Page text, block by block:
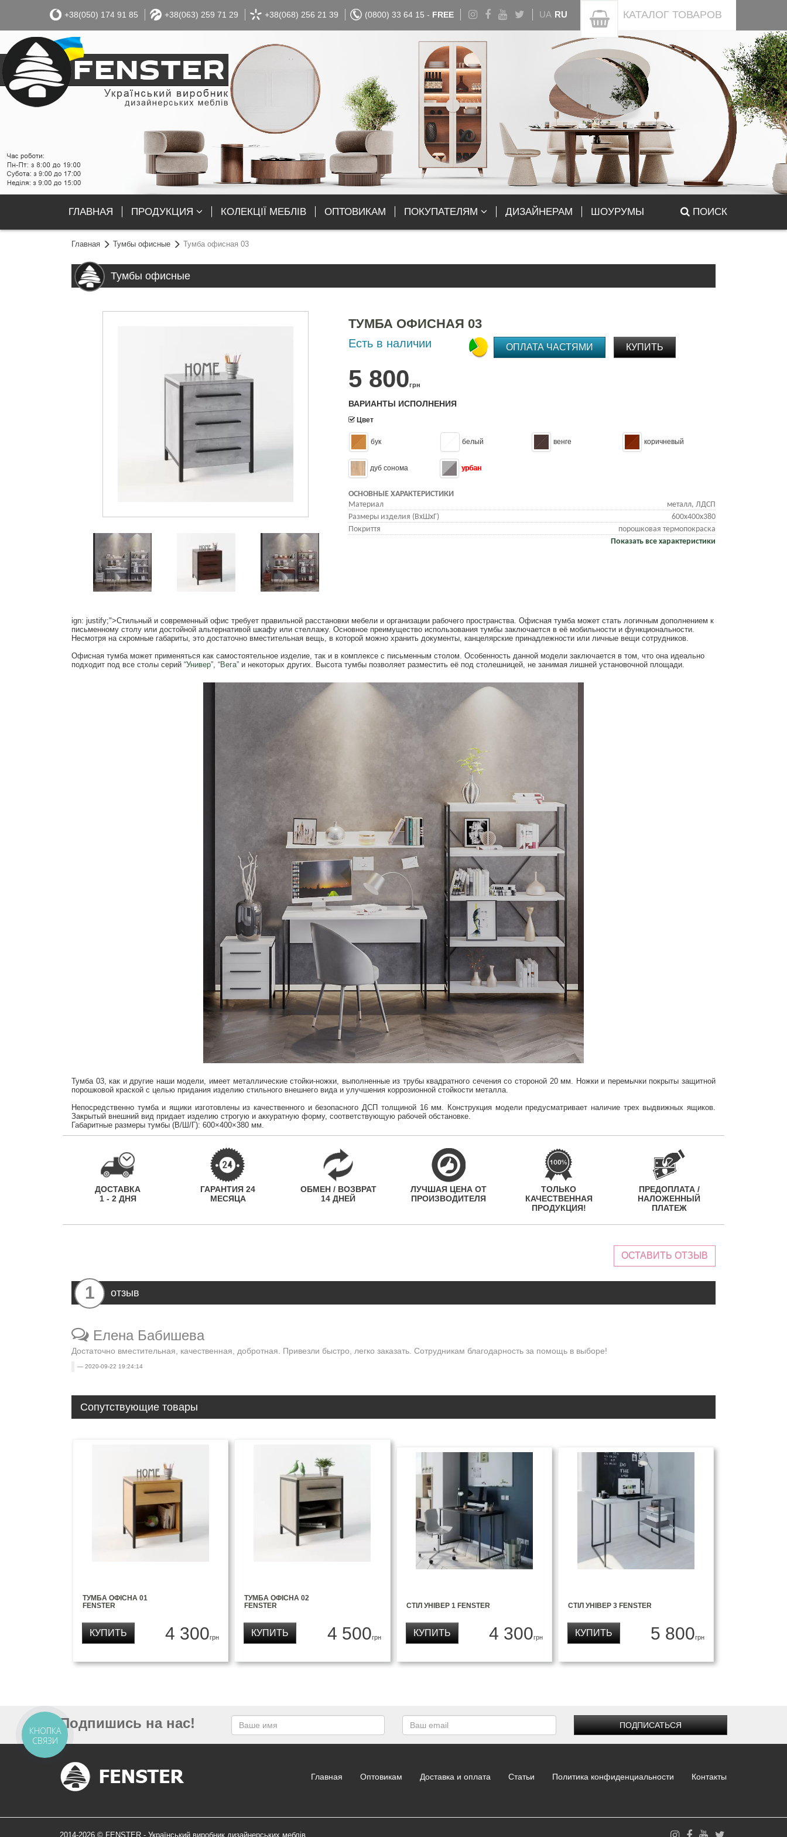
+38(050) 174 91 85 +38(063) 259 71 29 +38(068) 256 21 39 (0800) 33 64 15 - FREE UA RU КАТАЛОГ ТОВАРОВ
ГЛАВНАЯ ПРОДУКЦИЯ КОЛЕКЦІЇ МЕБЛІВ ОПТОВИКАМ ПОКУПАТЕЛЯМ ДИЗАЙНЕРАМ ШОУРУМЫ ПОИСК
Главная Тумбы офисные Тумба офисная 03
Тумбы офисные
ТУМБА ОФИСНАЯ 03
Есть в наличии
5 800грн
ОПЛАТА ЧАСТЯМИ КУПИТЬ
ВАРИАНТЫ ИСПОЛНЕНИЯ
Цвет
бук белый венге коричневый
дуб сонома урбан
ОСНОВНЫЕ ХАРАКТЕРИСТИКИ
Материал
металл, ЛДСП
Размеры изделия (ВхШхГ)
600x400x380
Покриття
порошковая термопокраска
Показать все характеристики
ign: justify;">Стильный и современный офис требует правильной расстановки мебели и организации рабочего пространства. Офисная тумба может стать логичным дополнением к
письменному столу или достойной альтернативой шкафу или стеллажу. Основное преимущество использования тумбы заключается в её мобильности и функциональности.
Несмотря на скромные габариты, это достаточно вместительная вещь, в которой можно хранить документы, канцелярские принадлежности или личные вещи сотрудников.
Офисная тумба может применяться как самостоятельное изделие, так и в комплексе с письменным столом. Особенность данной модели заключается в том, что она идеально
подходит под все столы серий “Универ”, “Вега” и некоторых других. Высота тумбы позволяет разместить её под столешницей, не занимая лишней установочной площади.
Тумба 03, как и другие наши модели, имеет металлические стойки-ножки, выполненные из трубы квадратного сечения со стороной 20 мм. Ножки и перемычки покрыты защитной
порошковой краской с целью придания изделию стильного внешнего вида и улучшения коррозионной стойкости металла.
Непосредственно тумба и ящики изготовлены из качественного и безопасного ДСП толщиной 16 мм. Конструкция модели предусматривает наличие трех выдвижных ящиков.
Закрытый внешний вид придает изделию строгую и аккуратную форму, соответствующую рабочей обстановке.
Габаритные размеры тумбы (В/Ш/Г): 600×400×380 мм.
ДОСТАВКА
1 - 2 ДНЯ
ГАРАНТИЯ 24
МЕСЯЦА
ОБМЕН / ВОЗВРАТ
14 ДНЕЙ
ЛУЧШАЯ ЦЕНА ОТ
ПРОИЗВОДИТЕЛЯ
ТОЛЬКО
КАЧЕСТВЕННАЯ
ПРОДУКЦИЯ!
ПРЕДОПЛАТА /
НАЛОЖЕННЫЙ
ПЛАТЕЖ
ОСТАВИТЬ ОТЗЫВ
1 отзыв
Елена Бабишева
Достаточно вместительная, качественная, добротная. Привезли быстро, легко заказать. Сотрудникам благодарность за помощь в выборе!
2020-09-22 19:24:14
Сопутствующие товары
ТУМБА ОФІСНА 01
FENSTER
4 300грн
КУПИТЬ
ТУМБА ОФІСНА 02
FENSTER
4 500грн
КУПИТЬ
СТІЛ УНІВЕР 1 FENSTER
4 300грн
КУПИТЬ
СТІЛ УНІВЕР 3 FENSTER
5 800грн
КУПИТЬ
Подпишись на нас! ПОДПИСАТЬСЯ
Главная Оптовикам Доставка и оплата Статьи Политика конфиденциальности Контакты
2014-2026 © FENSTER - Український виробник дизайнерських меблів
КНОПКА
СВЯЗИ